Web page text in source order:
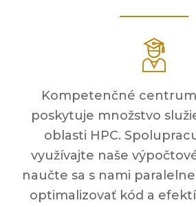
Kompetenčné
poskytuje množstvo
oblasti HPC.
využívajte naše
naučte sa s nami
optimalizovať kód a